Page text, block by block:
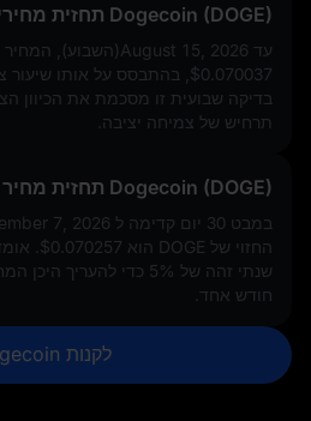
Dogecoin (DOGE) תחזית מחירים להשבוע
עד August 15, 2026(השבוע), המחיר החזוי של DOGE הוא
$0.070037 , בהתבסס על אותו שיעור
בדיקה שבועית זו מסכמת את הכיוון
תרחיש של צמיחה יציבה.
Dogecoin (DOGE) תחזית מחיר ל 30 ימים
החזוי של DOGE הוא
$0.070257
.
שנתי זהה של 5% כדי להעריך היכן
חודש אחד.
לקנות Dogecoin